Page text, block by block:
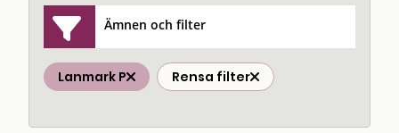
Ämnen och filter
Lanmark P Rensa filter